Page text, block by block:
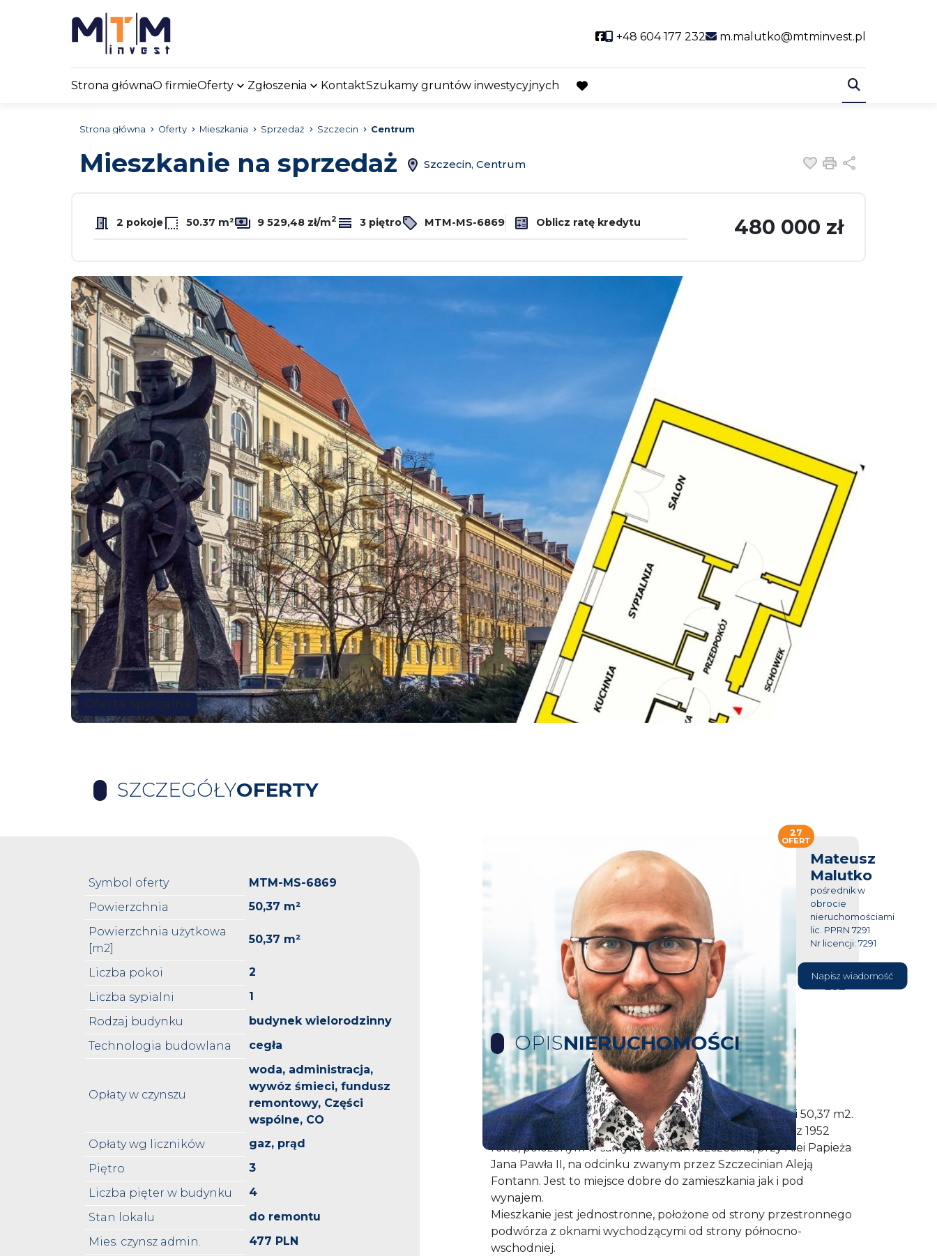
Social link
+48 604 177 232 m.malutko@mtminvest.pl
Strona głównaO firmieOferty Zgłoszenia KontaktSzukamy gruntów inwestycyjnych
favorite
Strona główna Oferty Mieszkania Sprzedaż Szczecin Centrum
Mieszkanie na sprzedaż Szczecin, Centrum Dodaj do
Drukuj
2 pokoje 50.37 m² 9 529,48 zł/m2 3 piętro MTM-MS-6869 Oblicz ratę kredytu 480 000 zł
Oferta specjalna
SZCZEGÓŁYOFERTY
Symbol oferty
MTM-MS-6869
Powierzchnia
50,37 m²
Powierzchnia użytkowa
[m2]
50,37 m²
Liczba pokoi
2
Liczba sypialni
1
Rodzaj budynku
budynek wielorodzinny
Technologia budowlana
cegła
Opłaty w czynszu
woda, administracja,
wywóz śmieci, fundusz
remontowy, Części
wspólne, CO
Opłaty wg liczników
gaz, prąd
Piętro
3
Liczba pięter w budynku
4
Stan lokalu
do remontu
Mies. czynsz admin.
477 PLN
Mateusz
Malutko
pośrednik w
obrocie
nieruchomościami
lic. PPRN 7291
Nr licencji: 7291
604 177
232
Napisz wiadomość
27
OFERT
OPISNIERUCHOMOŚCI
Mamy przyjemność zaprezentować ofertę sprzedaży
rozkładowego mieszkania 2 pokojowego o powierzchni 50,37 m2.
Mieszkanie jest zlokalizowane na 3 piętrze w budynku z 1952
roku, położonym w samym Centrum Szczecina, przy Alei Papieża
Jana Pawła II, na odcinku zwanym przez Szczecinian Aleją
Fontann. Jest to miejsce dobre do zamieszkania jak i pod
wynajem.
Mieszkanie jest jednostronne, położone od strony przestronnego
podwórza z oknami wychodzącymi od strony północno-
wschodniej.